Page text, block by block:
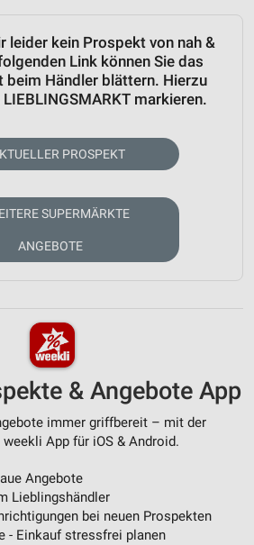
leider kein Prospekt von nah &
Link können Sie das
beim Händler blättern. Hierzu
markieren.
PROSPEKT
SUPERMÄRKTE
ANGEBOTE
& Angebote App
immer griffbereit – mit der
App für iOS & Android.
Angebote
Lieblingshändler
bei neuen Prospekten
- Einkauf stressfrei planen